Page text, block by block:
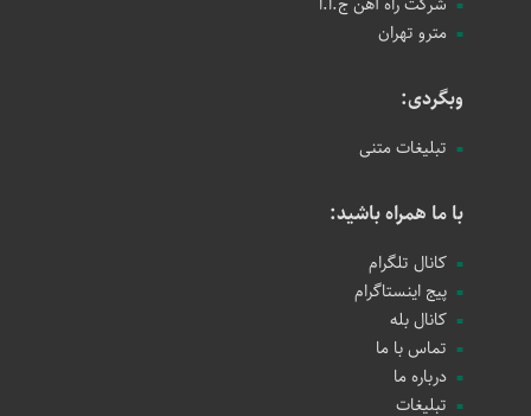
مترو تهران
وبگردی:
تبلیغات متنی
با ما همراه باشید:
کانال تلگرام
پیج اینستاگرام
کانال بله
تماس با ما
درباره ما
تبلیغات